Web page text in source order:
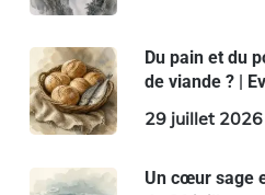
Du pain et du
de viande ? |
29 juillet 2026
Un cœur sage